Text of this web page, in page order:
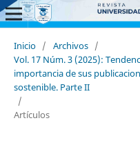
Inicio / Archivos /
Vol. 17 Núm. 3 (2025):
importancia de sus
sostenible. Parte II
/
Artículos